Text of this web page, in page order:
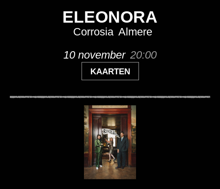
10 november 20:00
KAARTEN
ELEONORA
Corrosia Almere